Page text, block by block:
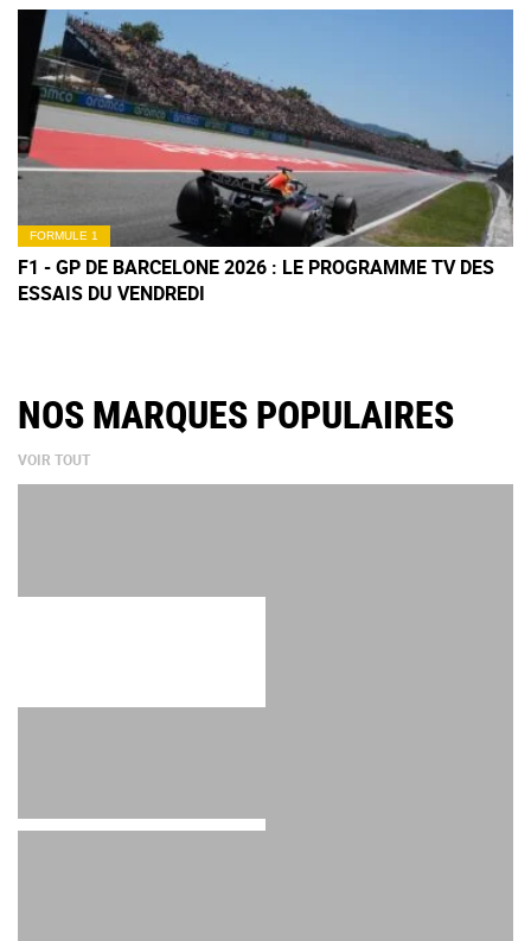
FORMULE 1
F1 - GP DE BARCELONE 2026 : LE PROGRAMME TV DES
ESSAIS DU VENDREDI
NOS MARQUES POPULAIRES
VOIR TOUT